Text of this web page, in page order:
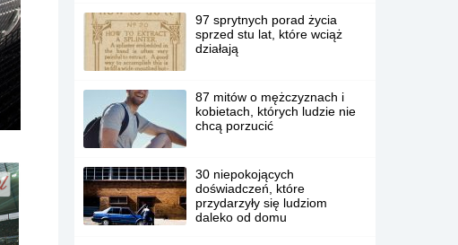
97 sprytnych porad życia
sprzed stu lat, które wciąż
działają
87 mitów o mężczyznach i
kobietach, których ludzie nie
chcą porzucić
30 niepokojących
doświadczeń, które
przydarzyły się ludziom
daleko od domu